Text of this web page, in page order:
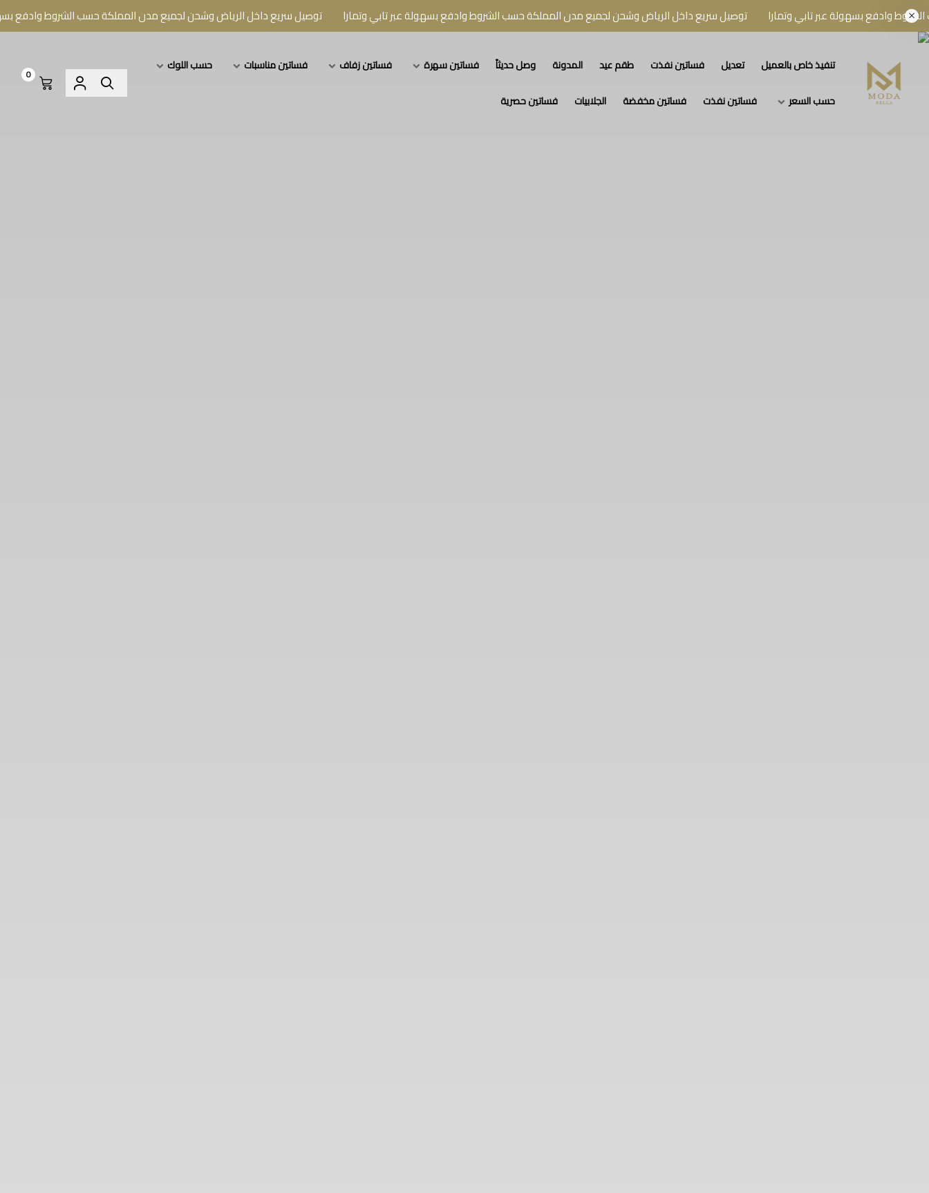
بسهولة عبر تابي وتمارا توصيل سريع داخل الرياض وشحن لجميع مدن المملكة حسب الشروط وادفع بسهولة عبر تابي وتمارا توصيل سريع داخل الرياض وشحن لجميع مدن المملكة حسب الشروط وادفع بسهولة عبر
تنفيذ خاص بالعميل تعديل فساتين نفذت طقم عيد المدونة وصل حديثاً فساتين سهرة فساتين زفاف فساتين مناسبات
حسب اللوك
حسب السعر
فساتين نفذت فساتين مخفضة الجلابيات فساتين حصرية
0